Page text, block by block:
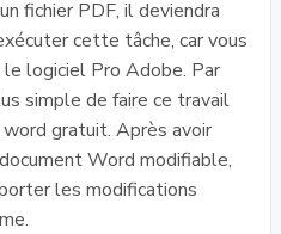
fichier PDF, il deviendra
cette tâche, car vous
logiciel Pro Adobe. Par
simple de faire ce travail
gratuit. Après avoir
Word modifiable,
les modifications